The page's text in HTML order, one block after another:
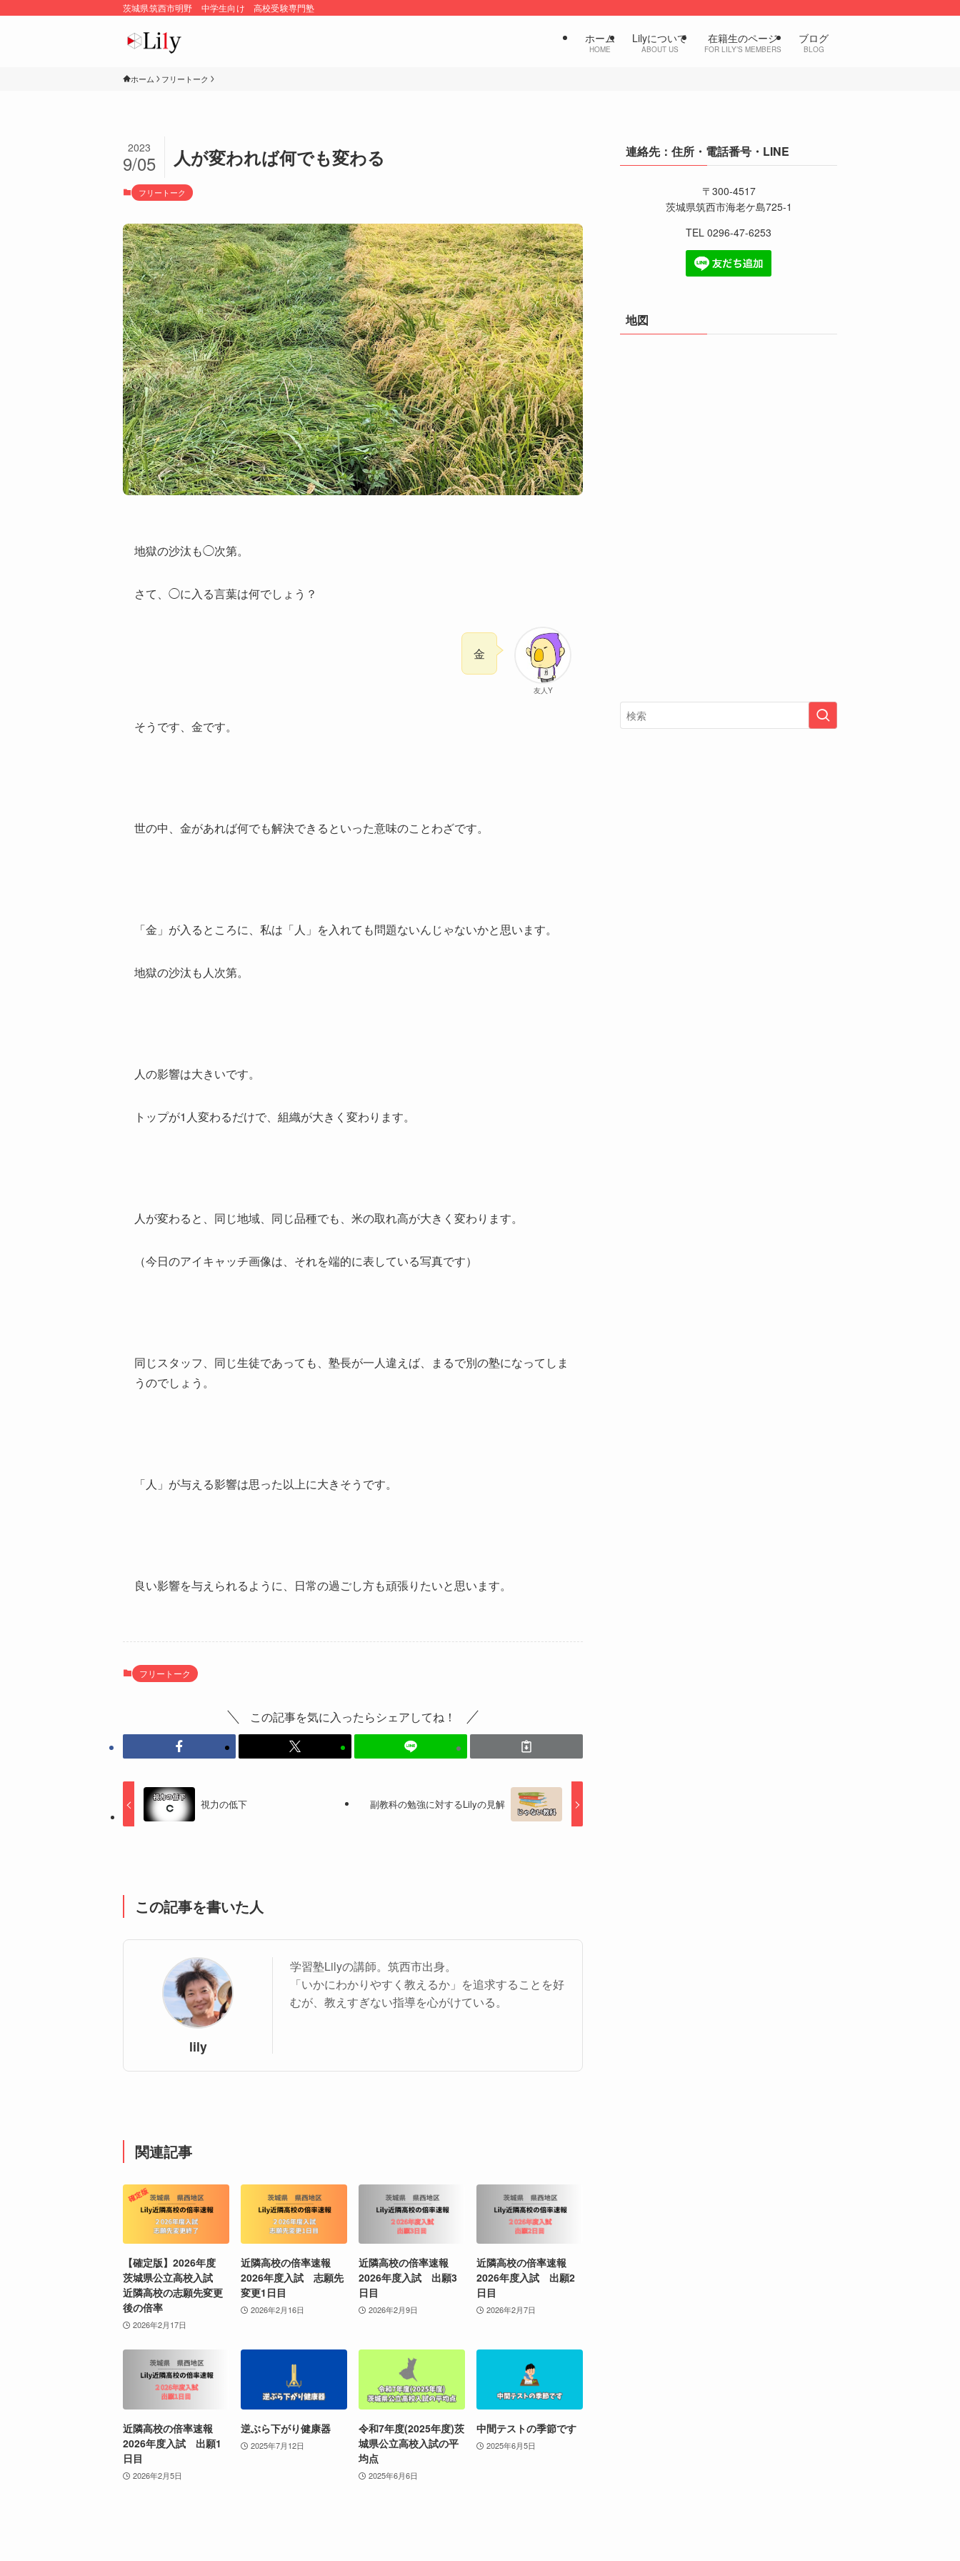
茨城県筑西市明野 中学生向け 高校受験専門塾
ホーム
HOME
Lilyについて
ABOUT US
在籍生のページ
FOR LILY’S MEMBERS
ブログ
BLOG
ホーム フリートーク
人が変われば何でも変わる
2023
9/05
フリートーク
地獄の沙汰も◯次第。
さて、◯に入る言葉は何でしょう？
友人Y
金
そうです、金です。
世の中、金があれば何でも解決できるといった意味のことわざです。
「金」が入るところに、私は「人」を入れても問題ないんじゃないかと思います。
地獄の沙汰も人次第。
人の影響は大きいです。
トップが1人変わるだけで、組織が大きく変わります。
人が変わると、同じ地域、同じ品種でも、米の取れ高が大きく変わります。
（今日のアイキャッチ画像は、それを端的に表している写真です）
同じスタッフ、同じ生徒であっても、塾長が一人違えば、まるで別の塾になってしま
うのでしょう。
「人」が与える影響は思った以上に大きそうです。
良い影響を与えられるように、日常の過ごし方も頑張りたいと思います。
フリートーク
この記事を気に入ったらシェアしてね！
視力の低下 副教科の勉強に対するLilyの見解
この記事を書いた人
lily
学習塾Lilyの講師。筑西市出身。
「いかにわかりやすく教えるか」を追求することを好
むが、教えすぎない指導を心がけている。
関連記事
【確定版】2026年度
茨城県公立高校入試
近隣高校の志願先変更
後の倍率
2026年2月17日
近隣高校の倍率速報
2026年度入試 志願先
変更1日目
2026年2月16日
近隣高校の倍率速報
2026年度入試 出願3
日目
2026年2月9日
近隣高校の倍率速報
2026年度入試 出願2
日目
2026年2月7日
近隣高校の倍率速報
2026年度入試 出願1
日目
2026年2月5日
逆ぶら下がり健康器
2025年7月12日
令和7年度(2025年度)茨
城県公立高校入試の平
均点
2025年6月6日
中間テストの季節です
2025年6月5日
連絡先：住所・電話番号・LINE
〒300-4517
茨城県筑西市海老ケ島725-1
TEL 0296-47-6253
地図